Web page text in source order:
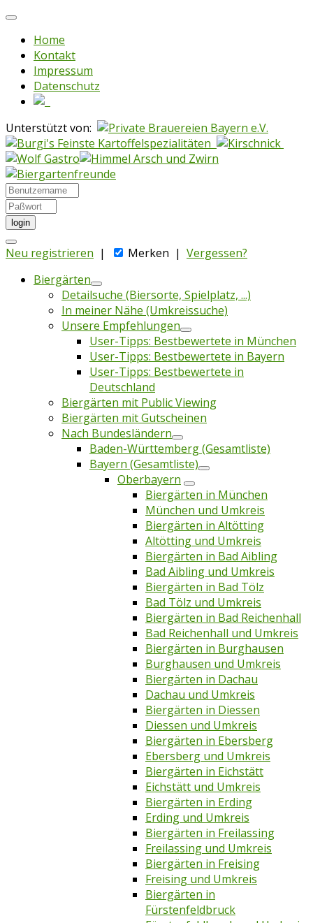
Home
Kontakt
Impressum
Datenschutz
Unterstützt von:
login
Neu registrieren | Merken | Vergessen?
Biergärten
Detailsuche (Biersorte, Spielplatz, ...)
In meiner Nähe (Umkreissuche)
Unsere Empfehlungen
User-Tipps: Bestbewertete in München
User-Tipps: Bestbewertete in Bayern
User-Tipps: Bestbewertete in
Deutschland
Biergärten mit Public Viewing
Biergärten mit Gutscheinen
Nach Bundesländern
Baden-Württemberg (Gesamtliste)
Bayern (Gesamtliste)
Oberbayern
Biergärten in München
München und Umkreis
Biergärten in Altötting
Altötting und Umkreis
Biergärten in Bad Aibling
Bad Aibling und Umkreis
Biergärten in Bad Tölz
Bad Tölz und Umkreis
Biergärten in Bad Reichenhall
Bad Reichenhall und Umkreis
Biergärten in Burghausen
Burghausen und Umkreis
Biergärten in Dachau
Dachau und Umkreis
Biergärten in Diessen
Diessen und Umkreis
Biergärten in Ebersberg
Ebersberg und Umkreis
Biergärten in Eichstätt
Eichstätt und Umkreis
Biergärten in Erding
Erding und Umkreis
Biergärten in Freilassing
Freilassing und Umkreis
Biergärten in Freising
Freising und Umkreis
Biergärten in
Fürstenfeldbruck